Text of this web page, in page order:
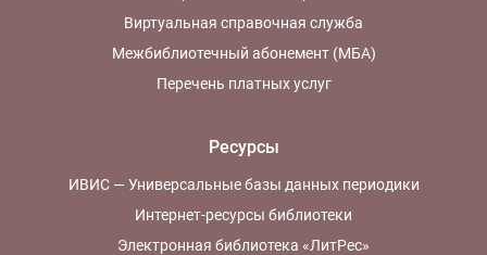
Виртуальная справочная служба
Межбиблиотечный абонемент (МБА)
Перечень платных услуг
Ресурсы
ИВИС — Универсальные базы данных периодики
Интернет-ресурсы библиотеки
Электронная библиотека «ЛитРес»